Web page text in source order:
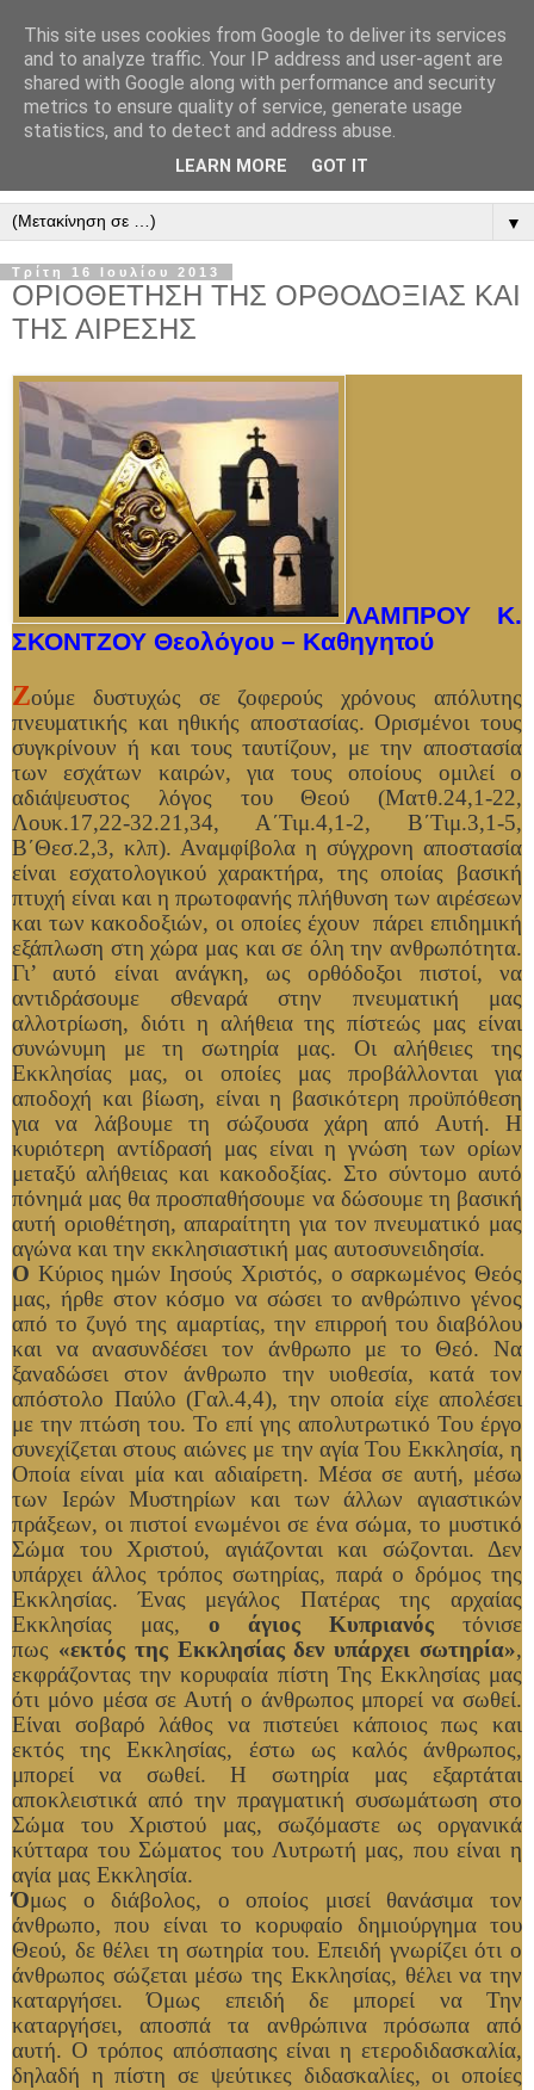
" Εξομολογεῖσθε τῶ Κυρίῳ
"
ὃτι ἀγαθός, ὃτι εἰς τόν αἰῶνα τό ἔλεος αὐτοῦ. Αλληλούϊα.
▼
Τρίτη 16 Ιουλίου 2013
ΟΡΙΟΘΕΤΗΣΗ ΤΗΣ ΟΡΘΟΔΟΞΙΑΣ ΚΑΙ
ΤΗΣ ΑΙΡΕΣΗΣ
ΛΑΜΠΡΟΥ Κ.
ΣΚΟΝΤΖΟΥ Θεολόγου – Καθηγητού
Ζούμε δυστυχώς σε ζοφερούς χρόνους απόλυτης
πνευματικής και ηθικής αποστασίας. Ορισμένοι τους
συγκρίνουν ή και τους ταυτίζουν, με την αποστασία
των εσχάτων καιρών, για τους οποίους ομιλεί ο
αδιάψευστος λόγος του Θεού (Ματθ.24,1-22,
Λουκ.17,22-32.21,34, Α΄Τιμ.4,1-2, Β΄Τιμ.3,1-5,
Β΄Θεσ.2,3, κλπ). Αναμφίβολα η σύγχρονη αποστασία
είναι εσχατολογικού χαρακτήρα, της οποίας βασική
πτυχή είναι και η πρωτοφανής πλήθυνση των αιρέσεων
και των κακοδοξιών, οι οποίες έχουν πάρει επιδημική
εξάπλωση στη χώρα μας και σε όλη την ανθρωπότητα.
Γι’ αυτό είναι ανάγκη, ως ορθόδοξοι πιστοί, να
αντιδράσουμε σθεναρά στην πνευματική μας
αλλοτρίωση, διότι η αλήθεια της πίστεώς μας είναι
συνώνυμη με τη σωτηρία μας. Οι αλήθειες της
Εκκλησίας μας, οι οποίες μας προβάλλονται για
αποδοχή και βίωση, είναι η βασικότερη προϋπόθεση
για να λάβουμε τη σώζουσα χάρη από Αυτή. Η
κυριότερη αντίδρασή μας είναι η γνώση των ορίων
μεταξύ αλήθειας και κακοδοξίας. Στο σύντομο αυτό
πόνημά μας θα προσπαθήσουμε να δώσουμε τη βασική
αυτή οριοθέτηση, απαραίτητη για τον πνευματικό μας
αγώνα και την εκκλησιαστική μας αυτοσυνειδησία.
Ο Κύριος ημών Ιησούς Χριστός, ο σαρκωμένος Θεός
μας, ήρθε στον κόσμο να σώσει το ανθρώπινο γένος
από το ζυγό της αμαρτίας, την επιρροή του διαβόλου
και να ανασυνδέσει τον άνθρωπο με το Θεό. Να
ξαναδώσει στον άνθρωπο την υιοθεσία, κατά τον
απόστολο Παύλο (Γαλ.4,4), την οποία είχε απολέσει
με την πτώση του. Το επί γης απολυτρωτικό Του έργο
συνεχίζεται στους αιώνες με την αγία Του Εκκλησία, η
Οποία είναι μία και αδιαίρετη. Μέσα σε αυτή, μέσω
των Ιερών Μυστηρίων και των άλλων αγιαστικών
πράξεων, οι πιστοί ενωμένοι σε ένα σώμα, το μυστικό
Σώμα του Χριστού, αγιάζονται και σώζονται. Δεν
υπάρχει άλλος τρόπος σωτηρίας, παρά ο δρόμος της
Εκκλησίας. Ένας μεγάλος Πατέρας της αρχαίας
Εκκλησίας μας, ο άγιος Κυπριανόςτόνισε
πως «εκτός της Εκκλησίας δεν υπάρχει σωτηρία»,
εκφράζοντας την κορυφαία πίστη Της Εκκλησίας μας
ότι μόνο μέσα σε Αυτή ο άνθρωπος μπορεί να σωθεί.
Είναι σοβαρό λάθος να πιστεύει κάποιος πως και
εκτός της Εκκλησίας, έστω ως καλός άνθρωπος,
μπορεί να σωθεί. Η σωτηρία μας εξαρτάται
αποκλειστικά από την πραγματική συσωμάτωση στο
Σώμα του Χριστού μας, σωζόμαστε ως οργανικά
κύτταρα του Σώματος του Λυτρωτή μας, που είναι η
αγία μας Εκκλησία.
Όμως ο διάβολος, ο οποίος μισεί θανάσιμα τον
άνθρωπο, που είναι το κορυφαίο δημιούργημα του
Θεού, δε θέλει τη σωτηρία του. Επειδή γνωρίζει ότι ο
άνθρωπος σώζεται μέσω της Εκκλησίας, θέλει να την
καταργήσει. Όμως επειδή δε μπορεί να Την
καταργήσει, αποσπά τα ανθρώπινα πρόσωπα από
αυτή. Ο τρόπος απόσπασης είναι η ετεροδιδασκαλία,
δηλαδή η πίστη σε ψεύτικες διδασκαλίες, οι οποίες
This site uses cookies from Google to deliver its services
and to analyze traffic. Your IP address and user-agent are
shared with Google along with performance and security
metrics to ensure quality of service, generate usage
statistics, and to detect and address abuse.
LEARN MORE GOT IT